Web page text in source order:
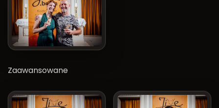
Zaawansowane